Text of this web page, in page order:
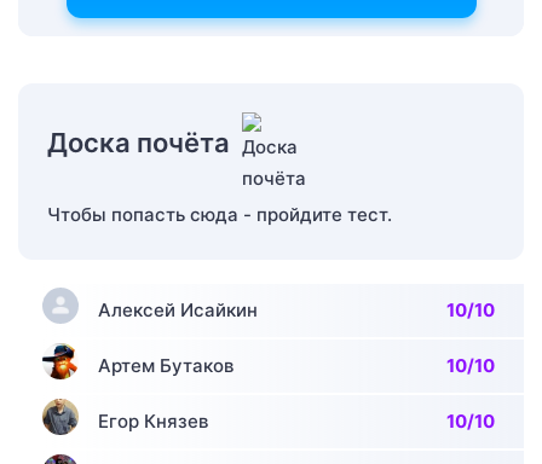
Доска почёта
Чтобы попасть сюда - пройдите тест.
Алексей Исайкин 10/10
Артем Бутаков 10/10
Егор Князев 10/10